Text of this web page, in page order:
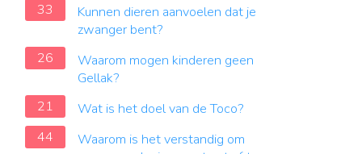
33
Kunnen dieren aanvoelen dat je
zwanger bent?
26
Waarom mogen kinderen geen
Gellak?
21
Wat is het doel van de Toco?
44
Waarom is het verstandig om